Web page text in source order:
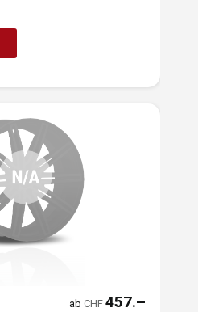
abCHF 457.–